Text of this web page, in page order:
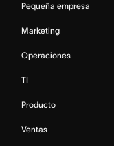
Pequeña empresa
Marketing
Operaciones
TI
Producto
Ventas